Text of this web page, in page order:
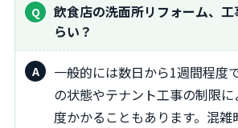
飲食店の洗面所リフォーム、工事期間はどれく
らい？
一般的には数日から1週間程度ですが、既存設備
の状態やテナント工事の制限
度かかることもあります。混